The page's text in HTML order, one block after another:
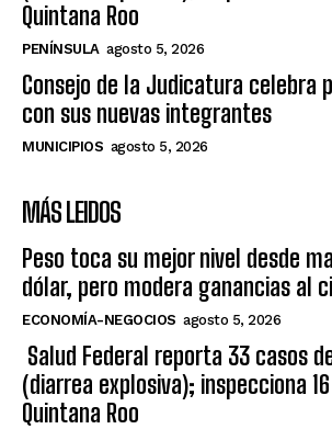
Quintana Roo
PENÍNSULA agosto 5, 2026
Consejo de la Judicatura celebra
con sus nuevas integrantes
MUNICIPIOS agosto 5, 2026
MÁS LEIDOS
Peso toca su mejor nivel desde
dólar, pero modera ganancias al
ECONOMÍA-NEGOCIOS agosto 5, 2026
Salud Federal reporta 33 casos
(diarrea explosiva); inspecciona
Quintana Roo